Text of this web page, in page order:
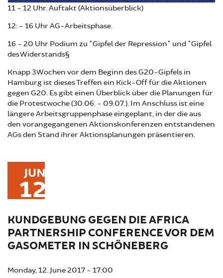
11 - 12 Uhr. Auftakt (Aktionsüberblick)
12: - 16 Uhr AG-Arbeitsphase.
16 - 20 Uhr Podium zu "Gipfel der Repression" und "Gipfel
des Widerstands§
Knapp 3 Wochen vor dem Beginn des G20-Gipfels in
Hamburg ist dieses Treffen ein Kick-Off für die Aktionen
gegen G20. Es gibt einen Überblick über die Planungen für
die Protestwoche (30.06. - 09.07.). Im Anschluss ist eine
längere Arbeitsgruppenphase eingeplant, in der die aus
den vorangegangenen Aktionskonferenzen entstandenen
AGs den Stand ihrer Aktionsplanungen präsentieren.
JUN
12
KUNDGEBUNG GEGEN DIE AFRICA
PARTNERSHIP CONFERENCE VOR DEM
GASOMETER IN SCHÖNEBERG
Monday, 12. June 2017 - 17:00